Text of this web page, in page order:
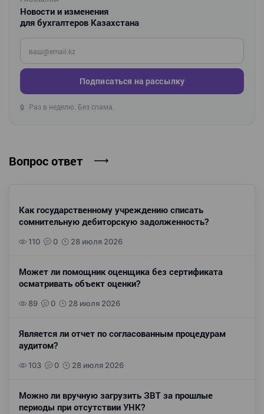
Новости и изменения
для бухгалтеров Казахстана
Введите ваш e-mail
Подписаться на рассылку
🔒 Раз в неделю. Без спама.
Вопрос ответ
Как государственному учреждению списать
сомнительную дебиторскую задолженность?
110 0 28 июля 2026
Может ли помощник оценщика без сертификата
осматривать объект оценки?
89 0 28 июля 2026
Является ли отчет по согласованным процедурам
аудитом?
103 0 28 июля 2026
Можно ли вручную загрузить ЗВТ за прошлые
периоды при отсутствии УНК?